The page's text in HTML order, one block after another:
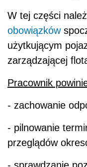
W tej części
obowiązków
użytkującym
zarządzającej
Pracownik
- zachowanie
- pilnowanie
przeglądów